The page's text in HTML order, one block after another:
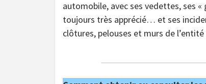
automobile, avec ses vedettes, ses
toujours très apprécié… et ses
clôtures, pelouses et murs de